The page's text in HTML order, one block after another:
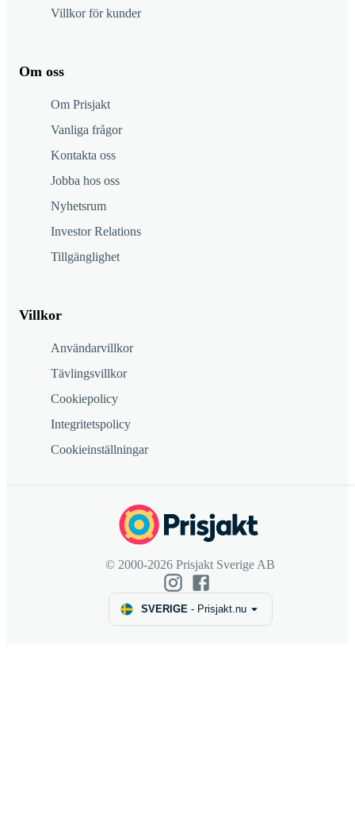
Villkor för kunder
Om oss
Om Prisjakt
Vanliga frågor
Kontakta oss
Jobba hos oss
Nyhetsrum
Investor Relations
Tillgänglighet
Villkor
Användarvillkor
Tävlingsvillkor
Cookiepolicy
Integritetspolicy
Cookieinställningar
© 2000-2026 Prisjakt Sverige AB
SVERIGE- Prisjakt.nu